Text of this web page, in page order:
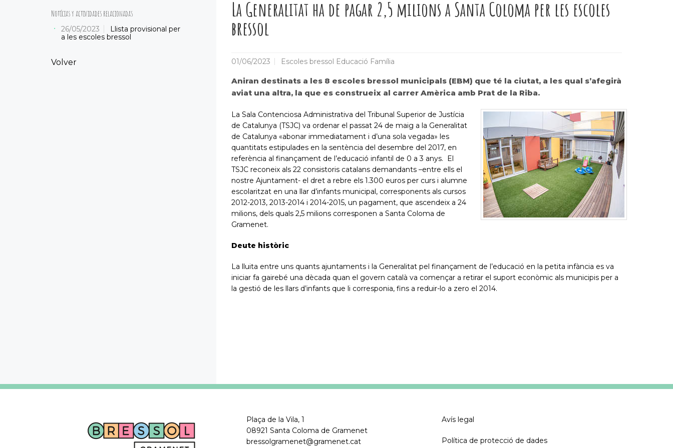
Notícias y actividades relacionadas
26/05/2023
Llista provisional per
a les escoles bressol
Volver
La Generalitat ha de pagar 2,5 milions a Santa Coloma per les escoles
bressol
01/06/2023 Escoles bressol Educació Família
Aniran destinats a les 8 escoles bressol municipals (EBM) que té la ciutat, a les qual s’afegirà
aviat una altra, la que es construeix al carrer Amèrica amb Prat de la Riba.
La Sala Contenciosa Administrativa del Tribunal Superior de Justícia
de Catalunya (TSJC) va ordenar el passat 24 de maig a la Generalitat
de Catalunya «abonar immediatament i d’una sola vegada» les
quantitats estipulades en la sentència del desembre del 2017, en
referència al finançament de l’educació infantil de 0 a 3 anys. El
TSJC reconeix als 22 consistoris catalans demandants –entre ells el
nostre Ajuntament- el dret a rebre els 1.300 euros per curs i alumne
escolaritzat en una llar d’infants municipal, corresponents als cursos
2012-2013, 2013-2014 i 2014-2015, un pagament, que ascendeix a 24
milions, dels quals 2,5 milions corresponen a Santa Coloma de
Gramenet.
Deute històric
La lluita entre uns quants ajuntaments i la Generalitat pel finançament de l’educació en la petita infància es va
iniciar fa gairebé una dècada quan el govern català va començar a retirar el suport econòmic als municipis per a
la gestió de les llars d’infants que li corresponia, fins a reduir-lo a zero el 2014.
Plaça de la Vila, 1
08921 Santa Coloma de Gramenet
bressolgramenet@gramenet.cat
Avís legal
Política de protecció de dades